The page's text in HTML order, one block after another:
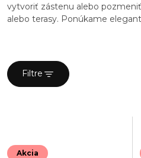
vytvoriť zástenu alebo
alebo terasy. Ponúkame
doplnkov, ako sú zrkadlá, nemí
ktoré môžu doladiť váš interiér k
Filtre
Akcia